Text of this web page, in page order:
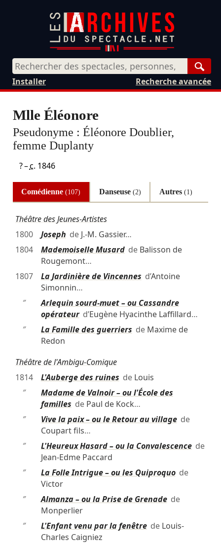
Recherche avancée
Installer
Mlle Éléonore
Pseudonyme : Éléonore Doublier,
femme Duplanty
? –c. 1846
Comédienne(107) Danseuse (2) Autres(1)
Théâtre des Jeunes-Artistes
1800
Joseph de J.-M. Gassier…
1804
Mademoiselle Musardde Balisson de
Rougemont…
1807
La Jardinière de Vincennes d’Antoine
Simonnin…
″
Arlequin sourd-muet – ou Cassandre
opérateurd’Eugène Hyacinthe Laffillard…
″
La Famille des guerriers de Maxime de
Redon
Théâtre de l'Ambigu-Comique
1814
L'Auberge des ruines de Louis
″
Madame de Valnoir – ou l'École des
familles de Paul de Kock…
″
Vive la paix – ou le Retour au villagede
Coupart fils…
″
L'Heureux Hasard – ou la Convalescencede
Jean-Edme Paccard
″
La Folle Intrigue – ou les Quiproquode
Victor
″
Almanza – ou la Prise de Grenadede
Monperlier
″
L'Enfant venu par la fenêtrede Louis-
Charles Caigniez